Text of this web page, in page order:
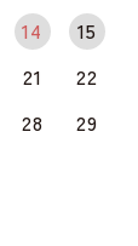
14
15
21
22
28
29